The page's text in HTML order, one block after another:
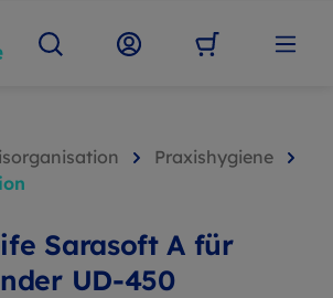
Praxishygiene
Sarasoft A für
UD-450